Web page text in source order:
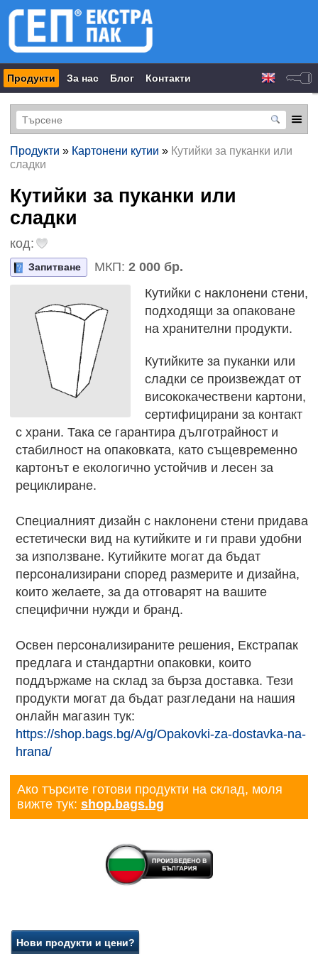
Продукти За нас Блог Контакти
Продукти » Картонени кутии » Кутийки за пуканки или
сладки
Кутийки за пуканки или
сладки
код:
Запитване МКП: 2 000 бр.
Кутийки с наклонени стени,
подходящи за опаковане
на хранителни продукти.
Кутийките за пуканки или
сладки се произвеждат от
висококачествени картони,
сертифицирани за контакт
с храни. Така се гарантира дълготрайност и
стабилност на опаковката, като същевременно
картонът е екологично устойчив и лесен за
рециклиране.
Специалният дизайн с наклонени стени придава
естетически вид на кутийките и ги прави удобни
за използване. Кутийките могат да бъдат
персонализирани според размерите и дизайна,
които желаете, за да отговарят на вашите
специфични нужди и бранд.
Освен персонализираните решения, Екстрапак
предлага и стандартни опаковки, които
поддържаме на склад за бърза доставка. Тези
продукти могат да бъдат разгледани на нашия
онлайн магазин тук:
https://shop.bags.bg/A/g/Opakovki-za-dostavka-na-
hrana/
Ако търсите готови продукти на склад, моля
вижте тук: shop.bags.bg